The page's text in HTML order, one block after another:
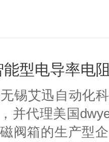
锡艾迅自动化
并代理美国
阀箱的生产型